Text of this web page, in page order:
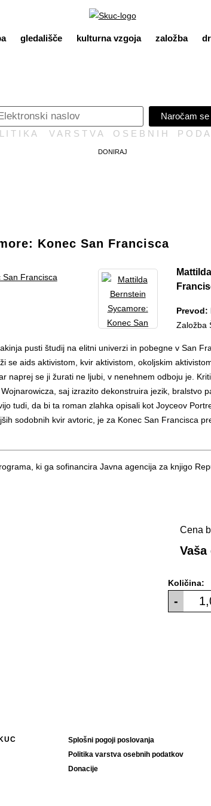
gledališče kulturna vzgoja založba
Naročam
L I T I K A V A R S T V A O S E B N I H P O D A
DONIRAJ
Konec San Francisca
Prevod:
Založba
pusti študij na elitni univerzi in pobegne v San
se aids aktivistom, kvir aktivistom, okoljskim
naprej se ji žurati ne ljubi, v nenehnem odboju je.
saj izrazito dekonstruira jezik, bralstvo
tudi, da bi ta roman zlahka opisali kot Joyceov
sodobnih kvir avtoric, je za Konec San Francisca
ki ga sofinancira Javna agencija za knjigo
Cena
Vaša
Količina:
-
Splošni pogoji poslovanja
Politika varstva osebnih podatkov
Donacije